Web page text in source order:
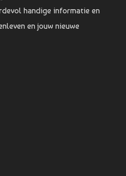
handige informatie en
en jouw nieuwe